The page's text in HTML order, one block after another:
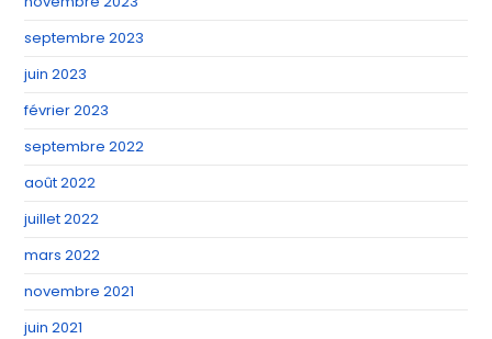
septembre 2023
juin 2023
février 2023
septembre 2022
août 2022
juillet 2022
mars 2022
novembre 2021
juin 2021